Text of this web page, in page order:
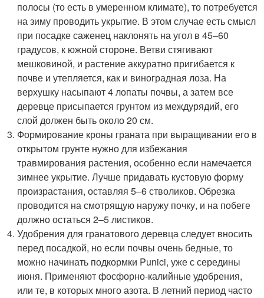
полосы (то есть в умеренном климате), то потребуется
на зиму проводить укрытие. В этом случае есть смысл
при посадке саженец наклонять на угол в 45–60
градусов, к южной стороне. Ветви стягивают
мешковиной, и растение аккуратно пригибается к
почве и утепляется, как и виноградная лоза. На
верхушку насыпают 4 лопаты почвы, а затем все
деревце присыпается грунтом из междурядий, его
слой должен быть около 20 см.
Формирование кроны граната при выращивании его в
открытом грунте нужно для избежания
травмирования растения, особенно если намечается
зимнее укрытие. Лучше придавать кустовую форму
произрастания, оставляя 5–6 стволиков. Обрезка
проводится на смотрящую наружу почку, и на побеге
должно остаться 2–5 листиков.
Удобрения для гранатового деревца следует вносить
перед посадкой, но если почвы очень бедные, то
можно начинать подкормки Punici, уже с середины
июня. Применяют фосфорно-калийные удобрения,
или те, в которых много азота. В летний период часто